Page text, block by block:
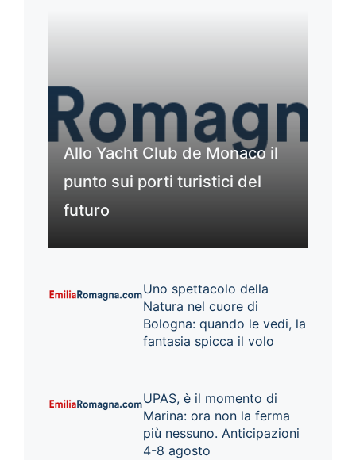
Allo Yacht Club de Monaco il
punto sui porti turistici del
futuro
Uno spettacolo della
Natura nel cuore di
Bologna: quando le vedi, la
fantasia spicca il volo
UPAS, è il momento di
Marina: ora non la ferma
più nessuno. Anticipazioni
4-8 agosto